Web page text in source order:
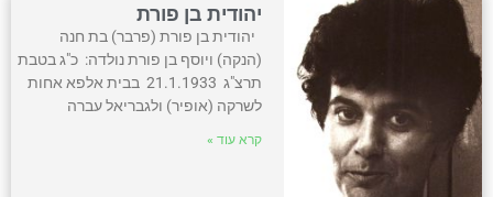
יהודית בן פורת
יהודית בן פורת (פרבר) בת חנה
(הנקה) ויוסף בן פורת נולדה: כ"ג בטבת
תרצ"ג 21.1.1933 בבית אלפא אחות
לשרקה (אופיר) ולגבריאל עברה
קרא עוד »